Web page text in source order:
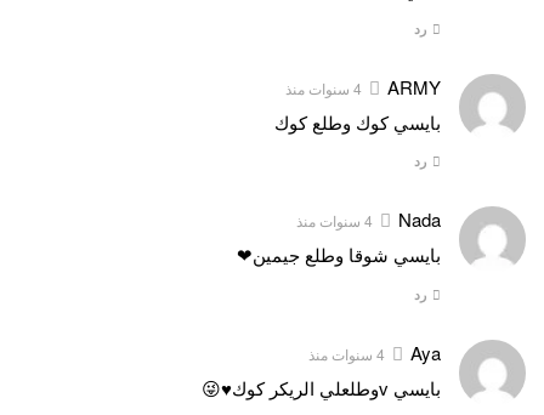
رد
ARMY 4 سنوات منذ
بايسي كوك وطلع كوك
رد
Nada 4 سنوات منذ
بايسي شوقا وطلع جيمين❤
رد
Aya 4 سنوات منذ
بايسي vوطلعلي الريكر كوك♥😜